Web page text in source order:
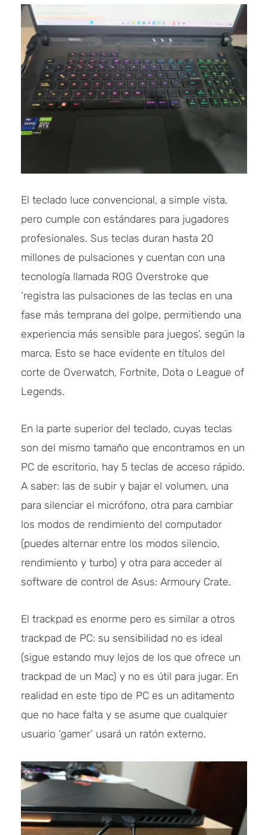
El teclado luce convencional, a simple vista,
pero cumple con estándares para jugadores
profesionales. Sus teclas duran hasta 20
millones de pulsaciones y cuentan con una
tecnología llamada ROG Overstroke que
‘registra las pulsaciones de las teclas en una
fase más temprana del golpe, permitiendo una
experiencia más sensible para juegos’, según la
marca. Esto se hace evidente en títulos del
corte de Overwatch, Fortnite, Dota o League of
Legends.
En la parte superior del teclado, cuyas teclas
son del mismo tamaño que encontramos en un
PC de escritorio, hay 5 teclas de acceso rápido.
A saber: las de subir y bajar el volumen, una
para silenciar el micrófono, otra para cambiar
los modos de rendimiento del computador
(puedes alternar entre los modos silencio,
rendimiento y turbo) y otra para acceder al
software de control de Asus: Armoury Crate.
El trackpad es enorme pero es similar a otros
trackpad de PC: su sensibilidad no es ideal
(sigue estando muy lejos de los que ofrece un
trackpad de un Mac) y no es útil para jugar. En
realidad en este tipo de PC es un aditamento
que no hace falta y se asume que cualquier
usuario ‘gamer’ usará un ratón externo.